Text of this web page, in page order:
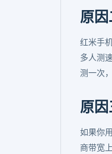
原
红米手
多人测
测一次
原因
如果你
商带宽